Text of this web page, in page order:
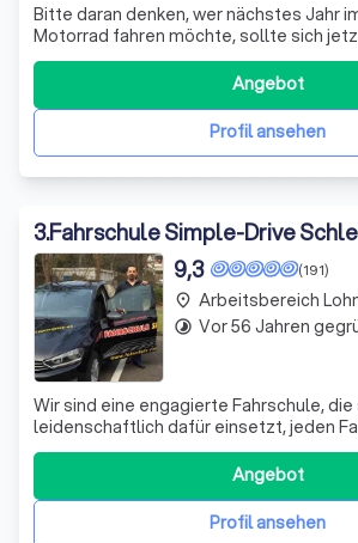
Bitte daran denken, wer nächstes Jahr
Motorrad fahren möchte, sollte sich
anmelden!! Laufzeit der Papiere zur
Dann kann man erst einen Termin für
Prüfung beim TÜV buchen, weitere 1,5
Fahrschulen sind gezwungen, Termin
Profil ansehen
Angebot
3.Fahrschule Simple-Drive
(191)
9,3
Wir sind eine engagierte Fahrschule, die
leidenschaftlich dafür einsetzt, jeden
individuell und persönlich zu betreuen.
dich nicht nur auf die Prüfung
zu einem verantwortungsbewussten und
umweltbewussten Fahrer auszubilden.
Profil ansehen
Angebot
place Arbeitsbereich
timelapse Vor 56 Jahren